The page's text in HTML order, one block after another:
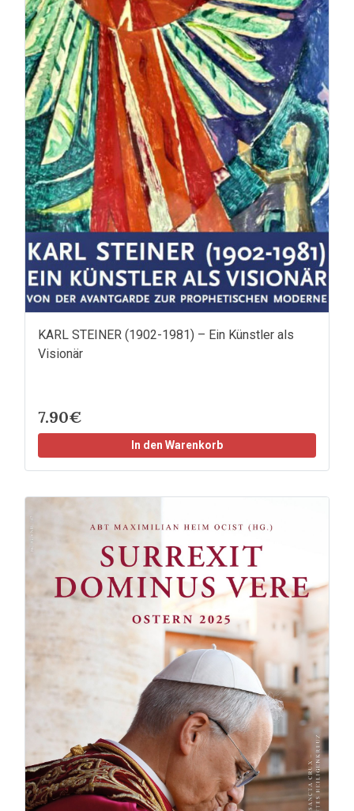
KARL STEINER (1902-1981) – Ein Künstler als
Visionär
7.90€
In den Warenkorb